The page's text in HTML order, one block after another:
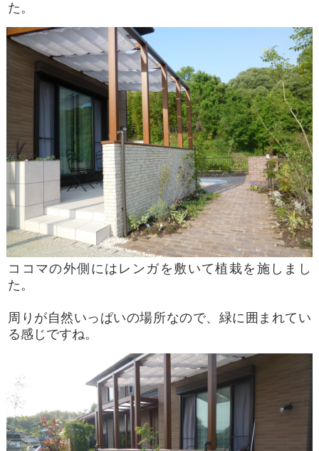
た。
ココマの外側にはレンガを敷いて植栽を施しまし
た。
周りが自然いっぱいの場所なので、緑に囲まれてい
る感じですね。